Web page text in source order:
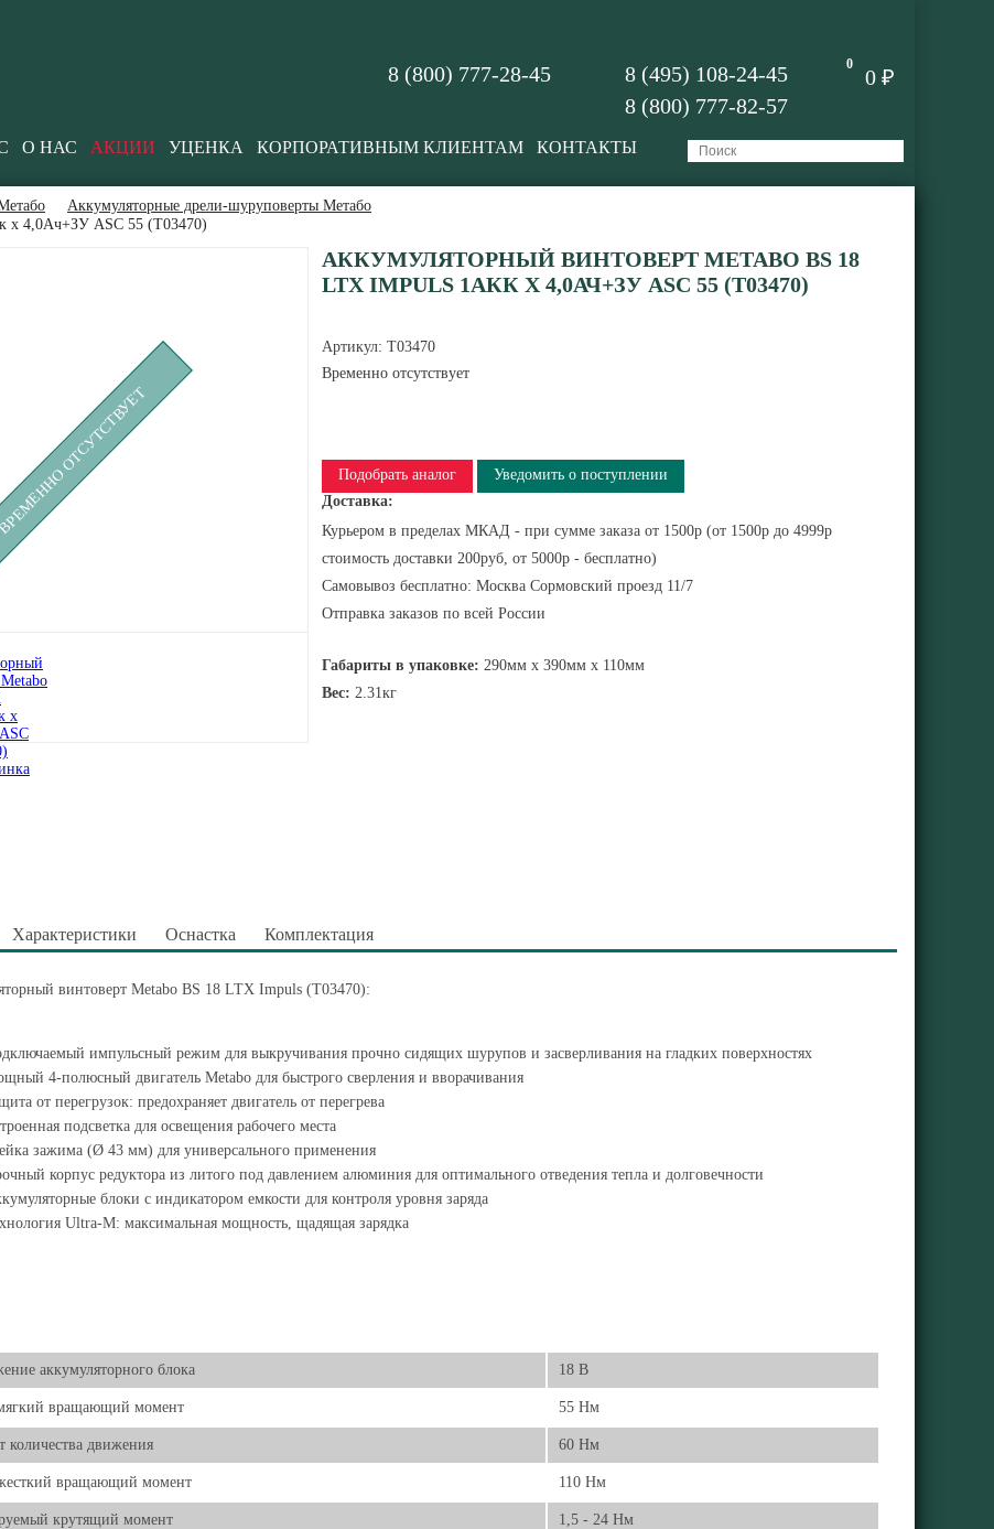
0
0 ₽
8 (495) 108-24-45
8 (800) 777-82-57
8 (800) 777-28-45
О НАС АКЦИИ УЦЕНКА КОРПОРАТИВНЫМ КЛИЕНТАМ КОНТАКТЫ
Аккумуляторные дрели-шуруповерты Метабо
х 4,0Ач+ЗУ ASC 55 (T03470)
ОТСУТСТВУЕТ
АККУМУЛЯТОРНЫЙ ВИНТОВЕРТ METABO BS 18
LTX IMPULS 1АКК Х 4,0АЧ+ЗУ ASC 55 (T03470)
Артикул: T03470
Временно отсутствует
Подобрать аналог
Уведомить о поступлении
Доставка:
Курьером в пределах МКАД - при сумме заказа от 1500р (от 1500р до 4999р
стоимость доставки 200руб, от 5000р - бесплатно)
Самовывоз бесплатно: Москва Сормовский проезд 11/7
Отправка заказов по всей России
Габариты в упаковке: 290мм x 390мм x 110мм
Вес: 2.31кг
Характеристики Оснастка Комплектация
винтоверт Metabo BS 18 LTX Impuls (T03470):
импульсный режим для выкручивания прочно сидящих шурупов и засверливания на гладких поверхностях
4-полюсный двигатель Metabo для быстрого сверления и вворачивания
от перегрузок: предохраняет двигатель от перегрева
подсветка для освещения рабочего места
зажима (Ø 43 мм) для универсального применения
корпус редуктора из литого под давлением алюминия для оптимального отведения тепла и долговечности
блоки с индикатором емкости для контроля уровня заряда
Ultra-M: максимальная мощность, щадящая зарядка
аккумуляторного блока 18 В
вращающий момент 55 Нм
количества движения 60 Нм
вращающий момент 110 Нм
крутящий момент 1,5 - 24 Нм